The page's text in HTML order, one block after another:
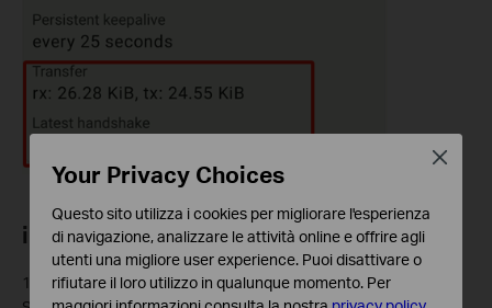
iPhone
1. Install Wireguard APP, go to the App Store on your iPhone.
Your Privacy Choices
Questo sito utilizza i cookies per migliorare l'esperienza
di navigazione, analizzare le attività online e offrire agli
utenti una migliore user experience. Puoi disattivare o
rifiutare il loro utilizzo in qualunque momento. Per
Close